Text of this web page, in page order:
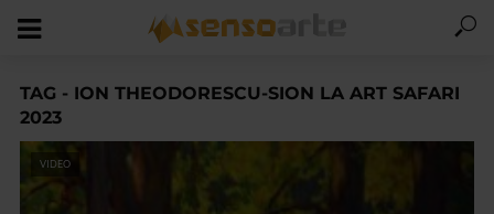
TAG - ION THEODORESCU-SION LA ART SAFARI
2023
VIDEO